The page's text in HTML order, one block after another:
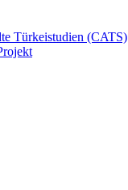
Türkeistudien (CATS)